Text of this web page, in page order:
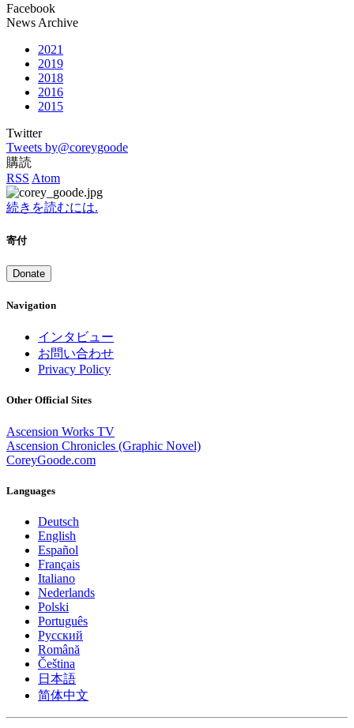
Facebook
News Archive
2021
2019
2018
2016
2015
Twitter
Tweets by@coreygoode
購読
RSS Atom
続きを読むには.
寄付
Donate
Navigation
インタビュー
お問い合わせ
Privacy Policy
Other Official Sites
Ascension Works TV
Ascension Chronicles (Graphic Novel)
CoreyGoode.com
Languages
Deutsch
English
Español
Français
Italiano
Nederlands
Polski
Português
Pусский
Română
Čeština
日本語
简体中文